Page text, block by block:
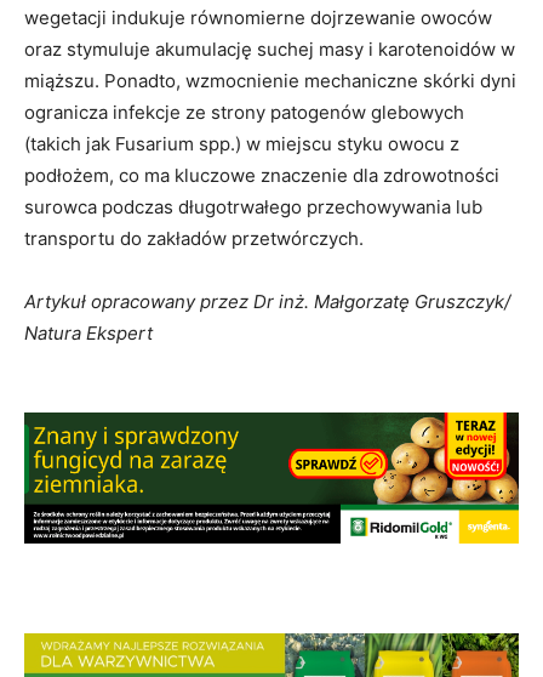
wegetacji indukuje równomierne dojrzewanie owoców
oraz stymuluje akumulację suchej masy i karotenoidów w
miąższu. Ponadto, wzmocnienie mechaniczne skórki dyni
ogranicza infekcje ze strony patogenów glebowych
(takich jak Fusarium spp.) w miejscu styku owocu z
podłożem, co ma kluczowe znaczenie dla zdrowotności
surowca podczas długotrwałego przechowywania lub
transportu do zakładów przetwórczych.
Artykuł opracowany przez Dr inż. Małgorzatę Gruszczyk/
Natura Ekspert